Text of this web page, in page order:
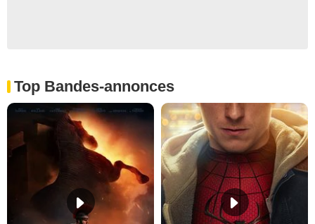
Top Bandes-annonces